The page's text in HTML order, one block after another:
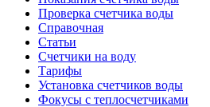
Проверка счетчика воды
Справочная
Статьи
Счетчики на воду
Тарифы
Установка счетчиков воды
Фокусы с теплосчетчиками